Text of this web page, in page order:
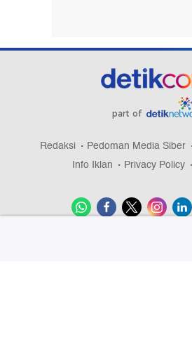
part of
Redaksi Pedoman Media Siber
Info Iklan
Privacy Policy